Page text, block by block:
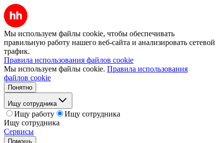
Мы используем файлы cookie, чтобы обеспечивать
правильную работу нашего веб-сайта и анализировать сетевой
трафик.
Правила использования файлов cookie
Мы используем файлы cookie. Правила использования
файлов cookie
Понятно
Ищу сотрудника
Ищу работу
Ищу сотрудника
Ищу сотрудника
Сервисы
Помощь